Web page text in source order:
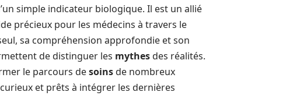
simple indicateur biologique. Il est un allié
précieux pour les médecins à travers le
sa compréhension approfondie et son
de distinguer les mythesdes réalités.
le parcours desoinsde nombreux
et prêts à intégrer les dernières